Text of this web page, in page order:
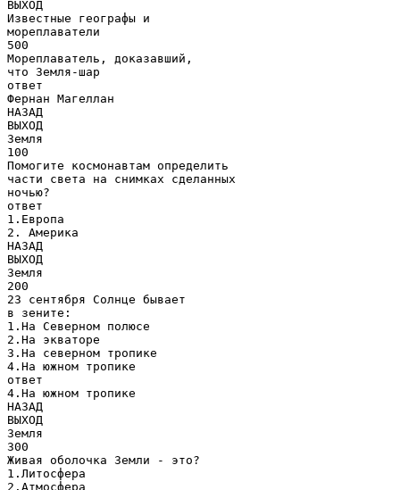
ВЫХОД
Известные географы и
мореплаватели
500
Мореплаватель, доказавший,
что Земля-шар
ответ
Фернан Магеллан
НАЗАД
ВЫХОД
Земля
100
Помогите космонавтам определить
части света на снимках сделанных
ночью?
ответ
1.Европа
2. Америка
НАЗАД
ВЫХОД
Земля
200
23 сентября Солнце бывает
в зените:
1.На Северном полюсе
2.На экваторе
3.На северном тропике
4.На южном тропике
ответ
4.На южном тропике
НАЗАД
ВЫХОД
Земля
300
Живая оболочка Земли - это?
1.Литосфера
2.Атмосфера